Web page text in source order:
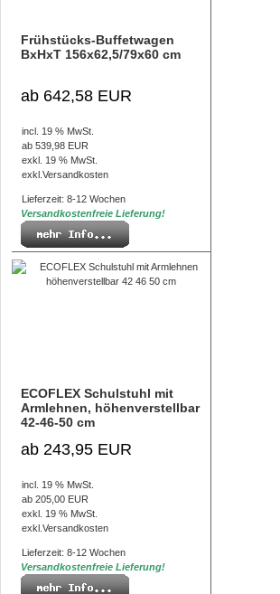
Frühstücks-Buffetwagen
BxHxT 156x62,5/79x60 cm
ab 642,58 EUR
incl. 19 % MwSt.
ab 539,98 EUR
exkl. 19 % MwSt.
exkl. Versandkosten
Lieferzeit: 8-12 Wochen
Versandkostenfreie Lieferung!
ECOFLEX Schulstuhl mit
Armlehnen, höhenverstellbar
42-46-50 cm
ab 243,95 EUR
incl. 19 % MwSt.
ab 205,00 EUR
exkl. 19 % MwSt.
exkl. Versandkosten
Lieferzeit: 8-12 Wochen
Versandkostenfreie Lieferung!